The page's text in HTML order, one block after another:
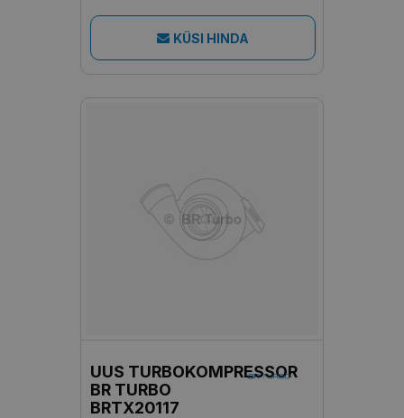
KÜSI HINDA
UUS TURBOKOMPRESSOR
BR TURBO
BRTX20117